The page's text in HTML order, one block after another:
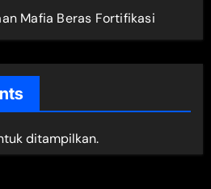
Mafia Beras Fortifikasi
ditampilkan.